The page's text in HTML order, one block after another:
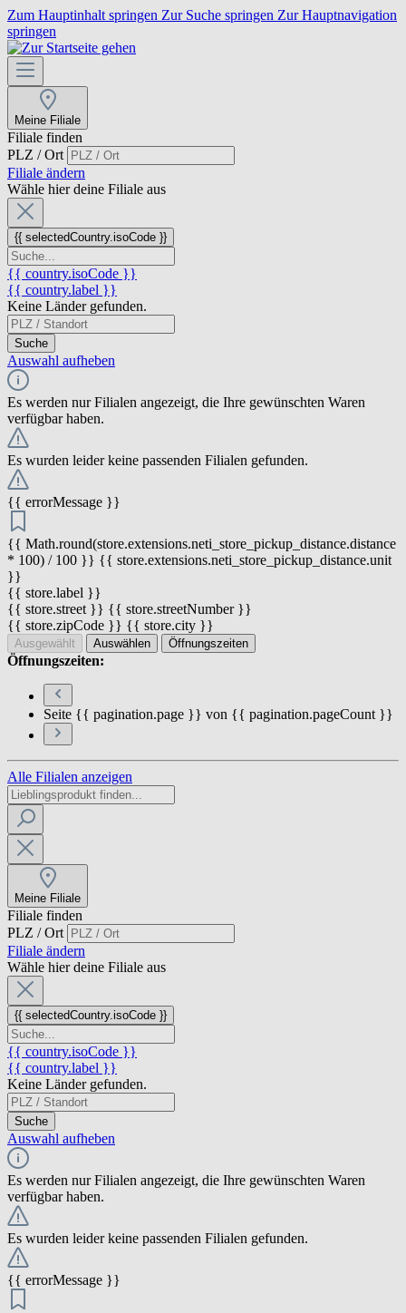
Zum Hauptinhalt springen Zur Suche springen Zur Hauptnavigation
springen
Meine Filiale
Filiale finden
PLZ / Ort
Filiale ändern
Wähle hier deine Filiale aus
{{ selectedCountry.isoCode }}
{{ country.isoCode }}
{{ country.label }}
Keine Länder gefunden.
Suche
Auswahl aufheben
Es werden nur Filialen angezeigt, die Ihre gewünschten Waren
verfügbar haben.
Es wurden leider keine passenden Filialen gefunden.
{{ errorMessage }}
{{ Math.round(store.extensions.neti_store_pickup_distance.distance
* 100) / 100 }} {{ store.extensions.neti_store_pickup_distance.unit
}}
{{ store.label }}
{{ store.street }} {{ store.streetNumber }}
{{ store.zipCode }} {{ store.city }}
Ausgewählt Auswählen Öffnungszeiten
Öffnungszeiten:
Seite {{ pagination.page }} von {{ pagination.pageCount }}
Alle Filialen anzeigen
Meine Filiale
Filiale finden
PLZ / Ort
Filiale ändern
Wähle hier deine Filiale aus
{{ selectedCountry.isoCode }}
{{ country.isoCode }}
{{ country.label }}
Keine Länder gefunden.
Suche
Auswahl aufheben
Es werden nur Filialen angezeigt, die Ihre gewünschten Waren
verfügbar haben.
Es wurden leider keine passenden Filialen gefunden.
{{ errorMessage }}